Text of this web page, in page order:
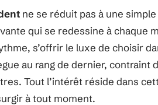
ne se réduit pas à une
qui se redessine à chaque
s’offrir le luxe de choisir
au rang de dernier,
Tout l’intérêt réside dans
à tout moment.